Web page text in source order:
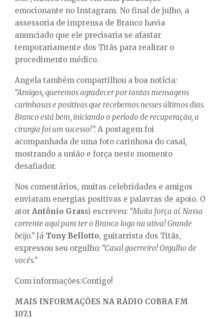
emocionante no Instagram. No final de julho, a
assessoria de imprensa de Branco havia
anunciado que ele precisaria se afastar
temporariamente dos Titãs para realizar o
procedimento médico.
Angela também compartilhou a boa notícia:
“Amigos, queremos agradecer por tantas mensagens
carinhosas e positivas que recebemos nesses últimos dias.
Branco está bem, iniciando o período de recuperação, a
cirurgia foi um sucesso!”. A postagem foi
acompanhada de uma foto carinhosa do casal,
mostrando a união e força neste momento
desafiador.
Nos comentários, muitas celebridades e amigos
enviaram energias positivas e palavras de apoio. O
ator Antônio Grassi escreveu: “Muita força aí. Nossa
corrente aqui para ter o Branco logo na ativa! Grande
beijo.”Já Tony Bellotto, guitarrista dos Titãs,
expressou seu orgulho: “Casal guerreiro! Orgulho de
vocês.”
Com informações:Contigo!
MAIS INFORMAÇÕES NA RÁDIO COBRA FM
107.1